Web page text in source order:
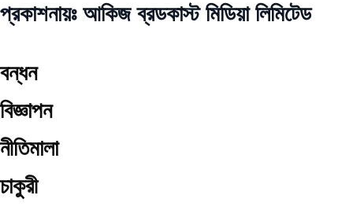
প্রকাশনায়ঃ আকিজ ব্রডকাস্ট মিডিয়া লিমিটেড
বন্ধন
বিজ্ঞাপন
নীতিমালা
চাকুরী